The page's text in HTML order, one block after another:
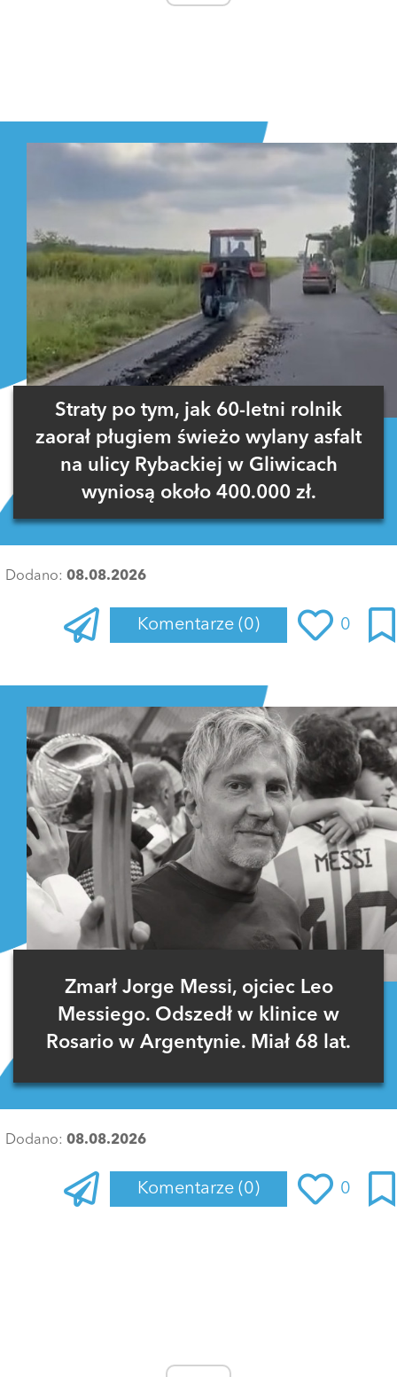
Straty po tym, jak 60-letni rolnik
zaorał pługiem świeżo wylany asfalt
na ulicy Rybackiej w Gliwicach
wyniosą około 400.000 zł.
Dodano: 08.08.2026
Komentarze (0) 0
Zmarł Jorge Messi, ojciec Leo
Messiego. Odszedł w klinice w
Rosario w Argentynie. Miał 68 lat.
Dodano: 08.08.2026
Komentarze (0) 0